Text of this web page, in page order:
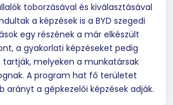
toborzásával és kiválasztásával
a képzések is a BYD szegedi
egy részének a már elkészült
a gyakorlati képzéseket pedig
tartják, melyeken a munkatársak
A program hat fő területet
arányt a gépkezelői képzések adják.